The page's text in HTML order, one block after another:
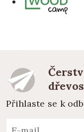
Přihlaste se k